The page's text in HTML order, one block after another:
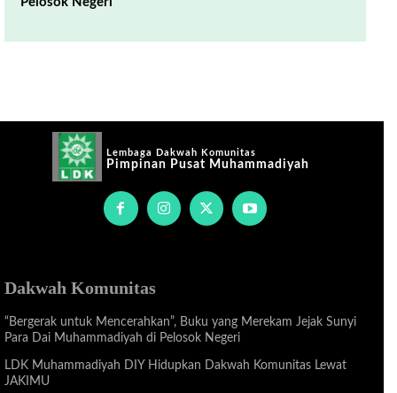
Lembaga Dakwah Komunitas
Pimpinan Pusat Muhammadiyah
Dakwah Komunitas
“Bergerak untuk Mencerahkan”, Buku yang Merekam Jejak Sunyi
Para Dai Muhammadiyah di Pelosok Negeri
LDK Muhammadiyah DIY Hidupkan Dakwah Komunitas Lewat
JAKIMU